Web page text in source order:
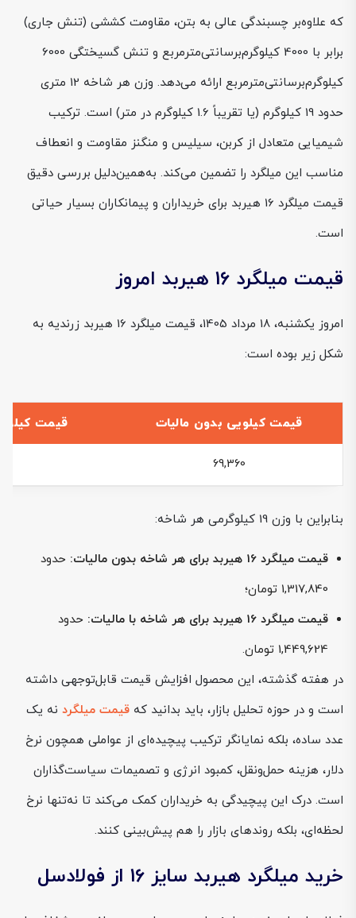
که علاوه‌بر چسبندگی عالی به بتن، مقاومت کششی (تنش جاری)
برابر با 4000 کیلوگرم‌برسانتی‌متر‌مربع و تنش گسیختگی 6000
کیلوگرم‌برسانتی‌متر‌مربع ارائه می‌دهد. وزن هر شاخه 12 متری
حدود 19 کیلوگرم (یا تقریباً 1.6 کیلوگرم در متر) است. ترکیب
شیمیایی متعادل از کربن، سیلیس و منگنز مقاومت و انعطاف
مناسب این میلگرد را تضمین می‌کند. به‌همین‌دلیل بررسی دقیق
قیمت میلگرد 16 هیربد برای خریداران و پیمانکاران بسیار حیاتی
است.
قیمت میلگرد 16 هیربد امروز
امروز یکشنبه، 18 مرداد 1405، قیمت میلگرد 16 هیربد زرندیه به
شکل زیر بوده است:
قیمت کیلویی بدون مالیات قیمت کیلویی
69,360
بنابراین با وزن 19 کیلوگرمی هر شاخه:
قیمت میلگرد 16 هیربد برای هر شاخه بدون مالیات:
حدود
1,317,840 تومان؛
قیمت میلگرد 16 هیربد برای هر شاخه با مالیات:
حدود
1,449,624 تومان.
در هفته گذشته، این محصول افزایش قیمت قابل‌توجهی داشته
است و در حوزه تحلیل بازار، باید بدانید که قیمت میلگرد نه یک
عدد ساده، بلکه نمایانگر ترکیب پیچیده‌ای از عواملی همچون نرخ
دلار، هزینه حمل‌ونقل، کمبود انرژی و تصمیمات سیاست‌گذاران
است. درک این پیچیدگی به خریداران کمک می‌کند تا نه‌تنها نرخ
لحظه‌ای، بلکه روندهای بازار را هم پیش‌بینی کنند.
خرید میلگرد هیربد سایز 16 از فولادسل